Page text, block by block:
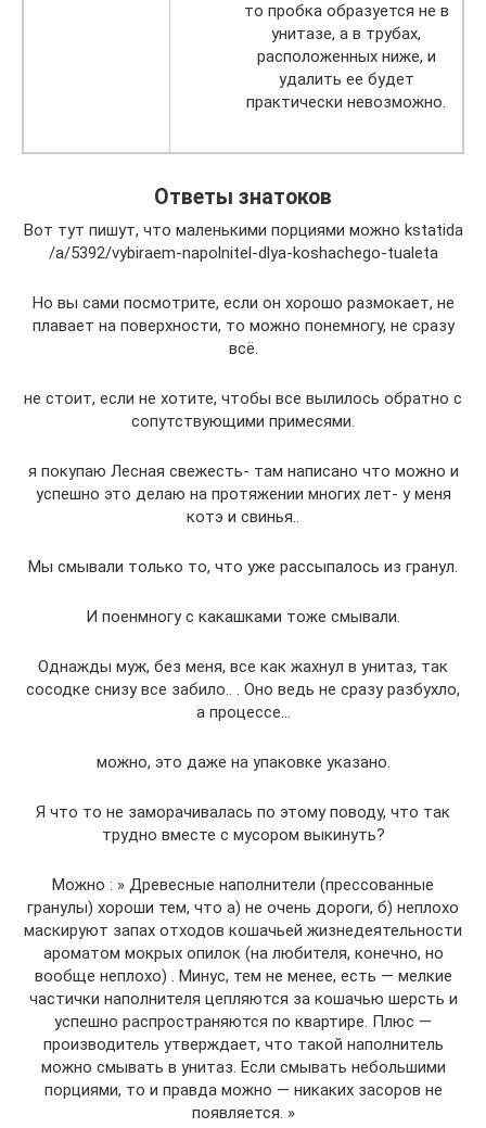
то пробка образуется не в
унитазе, а в трубах,
расположенных ниже, и
удалить ее будет
практически невозможно.
Ответы знатоков
Вот тут пишут, что маленькими порциями можно kstatida
/a/5392/vybiraem-napolnitel-dlya-koshachego-tualeta
Но вы сами посмотрите, если он хорошо размокает, не
плавает на поверхности, то можно понемногу, не сразу
всё.
не стоит, если не хотите, чтобы все вылилось обратно с
сопутствующими примесями.
я покупаю Лесная свежесть- там написано что можно и
успешно это делаю на протяжении многих лет- у меня
котэ и свинья..
Мы смывали только то, что уже рассыпалось из гранул.
И поенмногу с какашками тоже смывали.
Однажды муж, без меня, все как жахнул в унитаз, так
сосодке снизу все забило.. . Оно ведь не сразу разбухло,
а процессе…
можно, это даже на упаковке указано.
Я что то не заморачивалась по этому поводу, что так
трудно вместе с мусором выкинуть?
Можно : » Древесные наполнители (прессованные
гранулы) хороши тем, что а) не очень дороги, б) неплохо
маскируют запах отходов кошачьей жизнедеятельности
ароматом мокрых опилок (на любителя, конечно, но
вообще неплохо) . Минус, тем не менее, есть — мелкие
частички наполнителя цепляются за кошачью шерсть и
успешно распространяются по квартире. Плюс —
производитель утверждает, что такой наполнитель
можно смывать в унитаз. Если смывать небольшими
порциями, то и правда можно — никаких засоров не
появляется. »